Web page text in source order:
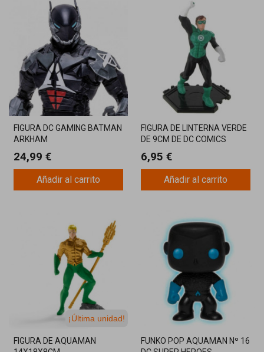
FIGURA DC GAMING BATMAN
ARKHAM
24,99 €
Añadir al carrito
FIGURA DE LINTERNA VERDE
DE 9CM DE DC COMICS
6,95 €
Añadir al carrito
¡Última unidad!
FIGURA DE AQUAMAN
FUNKO POP AQUAMAN Nº 16